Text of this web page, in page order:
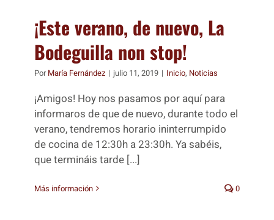
¡Este verano, de nuevo, La
Bodeguilla non stop!
PorMaría Fernández | julio 11, 2019 | Inicio, Noticias
¡Amigos! Hoy nos pasamos por aquí para
informaros de que de nuevo, durante todo el
verano, tendremos horario ininterrumpido
de cocina de 12:30h a 23:30h. Ya sabéis,
que termináis tarde [...]
Más información 0